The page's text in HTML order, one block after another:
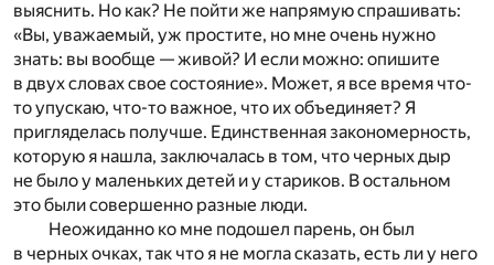
выяснить. Но как? Не пойти же напрямую спрашивать:
«Вы, уважаемый, уж простите, но мне очень нужно
знать: вы вообще — живой? И если можно: опишите
в двух словах свое состояние». Может, я все время что-
то упускаю, что-то важное, что их объединяет? Я
пригляделась получше. Единственная закономерность,
которую я нашла, заключалась в том, что черных дыр
не было у маленьких детей и у стариков. В остальном
это были совершенно разные люди.
Неожиданно ко мне подошел парень, он был
в черных очках, так что я не могла сказать, есть ли у него